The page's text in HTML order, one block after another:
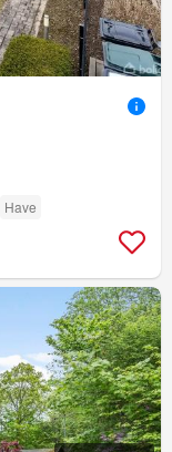
Have